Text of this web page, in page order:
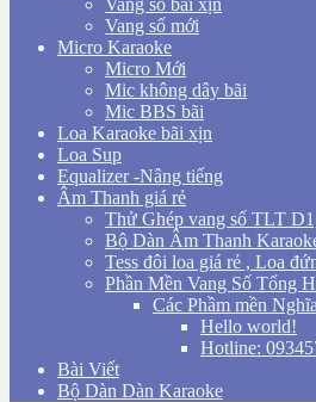
Vang số mới
Micro Karaoke
Micro Mới
Mic không dây bãi
Mic BBS bãi
Loa Karaoke bãi xịn
Loa Sup
Equalizer -Nâng tiếng
Âm Thanh giá rẻ
Thử Ghép vang số TLT
Bộ Dàn Âm Thanh
Tess đôi loa giá rẻ , Loa
Phần Mền Vang Số Tổng
Các Phầm mền
Hello world!
Hotline:
Bài Viết
Bộ Dàn Dàn Karaoke